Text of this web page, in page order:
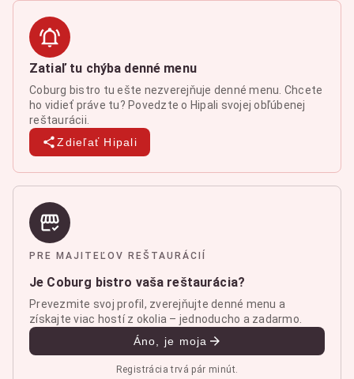
Zatiaľ tu chýba denné menu
Coburg bistro tu ešte nezverejňuje denné menu. Chcete
ho vidieť práve tu? Povedzte o Hipali svojej obľúbenej
reštaurácii.
Zdieľať Hipali
PRE MAJITEĽOV REŠTAURÁCIÍ
Je Coburg bistro vaša reštaurácia?
Prevezmite svoj profil, zverejňujte denné menu a
získajte viac hostí z okolia – jednoducho a zadarmo.
Áno, je moja
Registrácia trvá pár minút.